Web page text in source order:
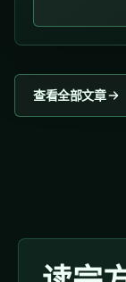
查看全部文章